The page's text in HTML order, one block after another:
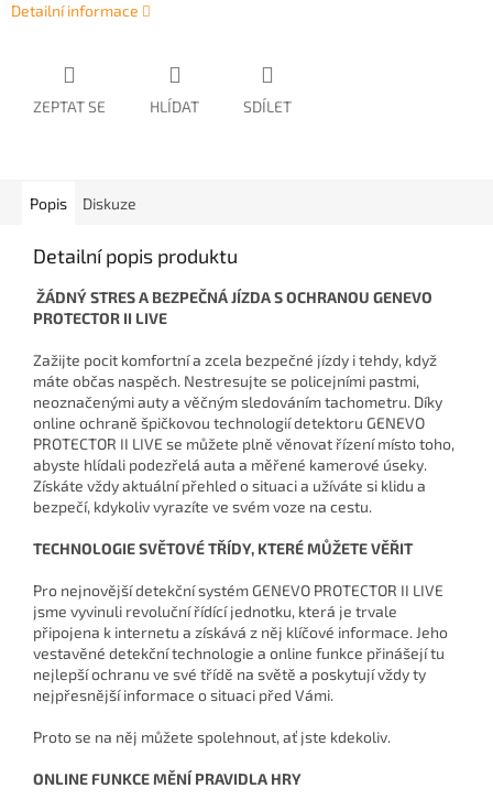
Detailní informace
ZEPTAT SE HLÍDAT SDÍLET
Popis Diskuze
Detailní popis produktu
ŽÁDNÝ STRES A BEZPEČNÁ JÍZDA S OCHRANOU GENEVO
PROTECTOR II LIVE
Zažijte pocit komfortní a zcela bezpečné jízdy i tehdy, když
máte občas naspěch. Nestresujte se policejními pastmi,
neoznačenými auty a věčným sledováním tachometru. Díky
online ochraně špičkovou technologií detektoru GENEVO
PROTECTOR II LIVE se můžete plně věnovat řízení místo toho,
abyste hlídali podezřelá auta a měřené kamerové úseky.
Získáte vždy aktuální přehled o situaci a užíváte si klidu a
bezpečí, kdykoliv vyrazíte ve svém voze na cestu.
TECHNOLOGIE SVĚTOVÉ TŘÍDY, KTERÉ MŮŽETE VĚŘIT
Pro nejnovější detekční systém GENEVO PROTECTOR II LIVE
jsme vyvinuli revoluční řídící jednotku, která je trvale
připojena k internetu a získává z něj klíčové informace. Jeho
vestavěné detekční technologie a online funkce přinášejí tu
nejlepší ochranu ve své třídě na světě a poskytují vždy ty
nejpřesnější informace o situaci před Vámi.
Proto se na něj můžete spolehnout, ať jste kdekoliv.
ONLINE FUNKCE MĚNÍ PRAVIDLA HRY